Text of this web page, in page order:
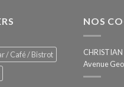
/ Café / Bistrot
NOS
CHRISTIAN
Avenue